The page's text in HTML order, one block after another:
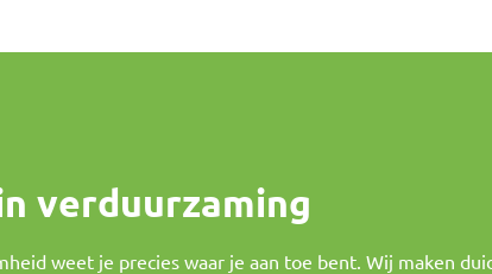
verduurzaming
weet je precies waar je aan toe bent. Wij maken